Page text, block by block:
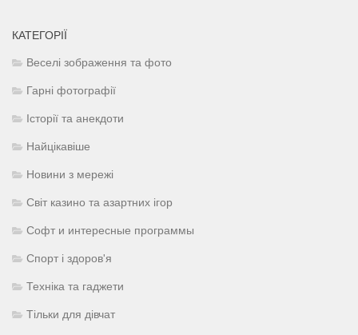
КАТЕГОРІЇ
Веселі зображення та фото
Гарні фотографії
Історії та анекдоти
Найцікавіше
Новини з мережі
Світ казино та азартних ігор
Софт и интересные программы
Спорт і здоров'я
Техніка та гаджети
Тільки для дівчат